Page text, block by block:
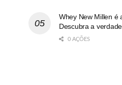
Whey New Millen é
Descubra a verdade
0 AÇÕES